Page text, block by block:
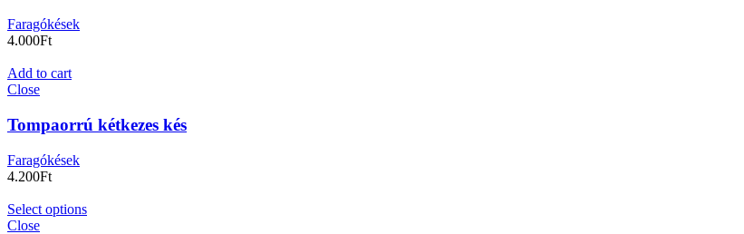
Faragókések
4.000Ft
Add to cart
Close
Tompaorrú kétkezes kés
Faragókések
4.200Ft
Select options
Close